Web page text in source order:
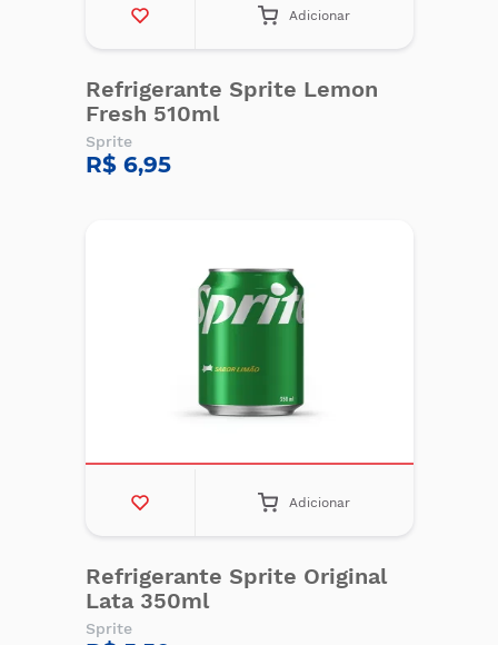
Adicionar
Refrigerante Sprite Lemon
Fresh 510ml
Sprite
R$ 6,95
Adicionar
Refrigerante Sprite Original
Lata 350ml
Sprite